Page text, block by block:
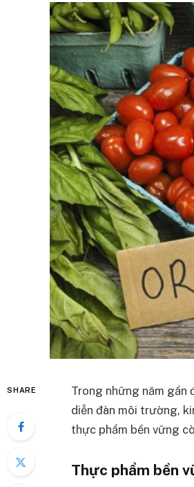
SHARE Trong những năm gần
diễn đàn môi trường,
thực phẩm bền vững
Thực phẩm bền